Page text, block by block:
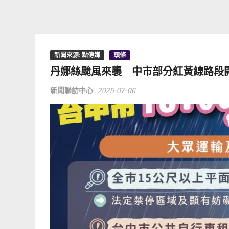
新聞來源: 點傳媒 頭條
丹娜絲颱風來襲 中市部分紅黃線路段
新聞聯訪中心 2025-07-06